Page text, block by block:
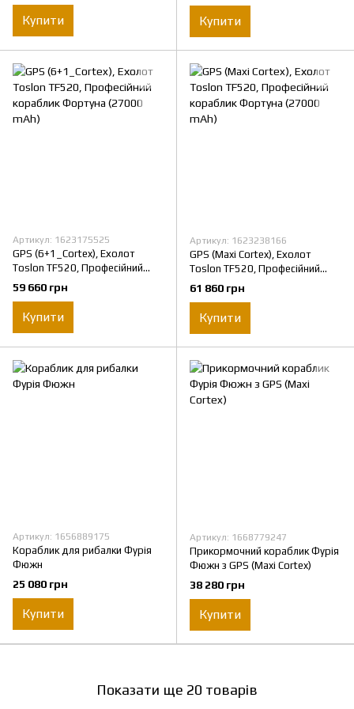
Купити Купити
Артикул: 1623175525
GPS (6+1_Cortex), Ехолот
Toslon TF520, Професійний
кораблик Фортуна (27000
59 660 грн
Купити
Артикул: 1623238166
GPS (Maxi Cortex), Ехолот
Toslon TF520, Професійний
кораблик Фортуна (27000
61 860 грн
Купити
Артикул: 1656889175
Кораблик для рибалки Фурія
Фюжн
25 080 грн
Купити
Артикул: 1668779247
Прикормочний кораблик Фурія
Фюжн з GPS (Maxi Cortex)
38 280 грн
Купити
Показати ще 20 товарів